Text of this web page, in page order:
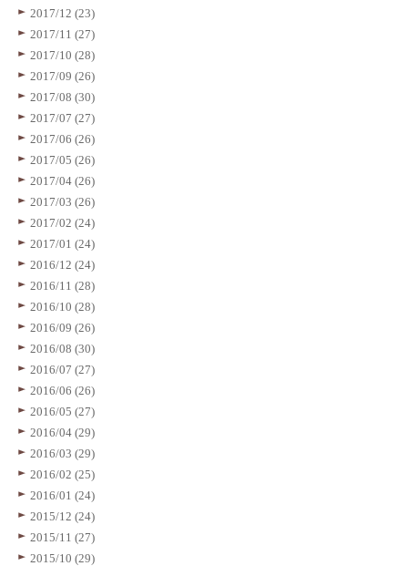
2017/12 (23)
2017/11 (27)
2017/10 (28)
2017/09 (26)
2017/08 (30)
2017/07 (27)
2017/06 (26)
2017/05 (26)
2017/04 (26)
2017/03 (26)
2017/02 (24)
2017/01 (24)
2016/12 (24)
2016/11 (28)
2016/10 (28)
2016/09 (26)
2016/08 (30)
2016/07 (27)
2016/06 (26)
2016/05 (27)
2016/04 (29)
2016/03 (29)
2016/02 (25)
2016/01 (24)
2015/12 (24)
2015/11 (27)
2015/10 (29)